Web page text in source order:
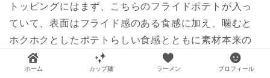
トッピングにはまず、こちらのフライドポテトが入っ
ていて、表面はフライド感のある食感に加え、噛むと
ホクホクとしたポテトらしい食感とともに素材本来の
味わいなんかもしっかりと感じられるカレーにぴった
りな具材となっています！
ホーム カップ麺 ラーメン プロフィール